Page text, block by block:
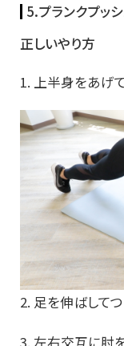
5.プランクプッ
正しいやり方
1. 上半身をあげ
2. 足を伸ばして
3. 左右交互に肘